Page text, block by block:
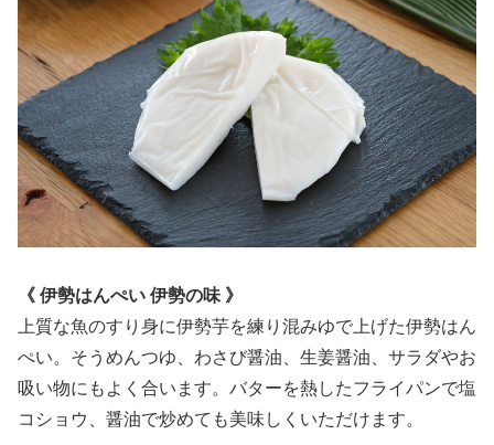
《 伊勢はんぺい 伊勢の味 》
上質な魚のすり身に伊勢芋を練り混みゆで上げた伊勢はん
ぺい。そうめんつゆ、わさび醤油、生姜醤油、サラダやお
吸い物にもよく合います。バターを熱したフライパンで塩
コショウ、醤油で炒めても美味しくいただけます。